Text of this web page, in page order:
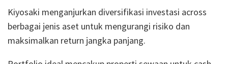
Kiyosaki menganjurkan diversifikasi investasi across
berbagai jenis aset untuk mengurangi risiko dan
maksimalkan return jangka panjang.